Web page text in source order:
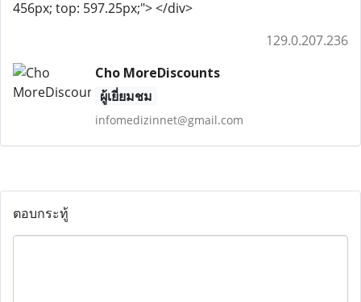
456px; top: 597.25px;"> </div>
129.0.207.236
Cho MoreDiscounts
ผู้เยี่ยมชม
infomedizinnet@gmail.com
ตอบกระทู้